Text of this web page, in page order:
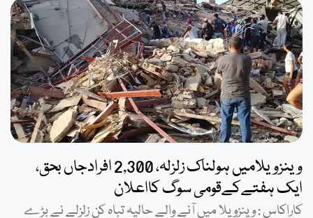
وینزویلامیں ہولناک زلزلہ، 2,300 افرادجاں بحق،
ایک ہفتےکےقومی سوگ کااعلان
کاراکاس : وینزویلا میں آنے والے حالیہ تباہ کن زلزلے نے بڑے